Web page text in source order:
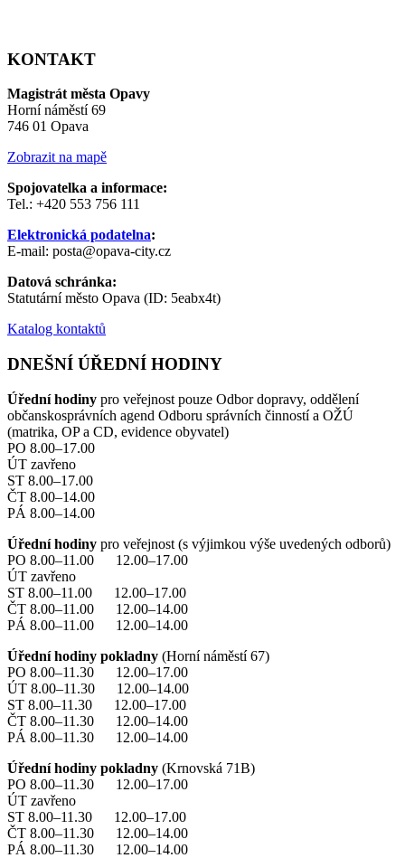
KONTAKT
Magistrát města Opavy
Horní náměstí 69
746 01 Opava
Zobrazit na mapě
Spojovatelka a informace:
Tel.: +420 553 756 111
Elektronická podatelna:
E-mail: posta@opava-city.cz
Datová schránka:
Statutární město Opava (ID: 5eabx4t)
Katalog kontaktů
DNEŠNÍ ÚŘEDNÍ HODINY
Úřední hodiny pro veřejnost pouze Odbor dopravy, oddělení
občanskosprávních agend Odboru správních činností a OŽÚ
(matrika, OP a CD, evidence obyvatel)
PO 8.00–17.00
ÚT zavřeno
ST 8.00–17.00
ČT 8.00–14.00
PÁ 8.00–14.00
Úřední hodiny pro veřejnost (s výjimkou výše uvedených odborů)
PO 8.00–11.00 12.00–17.00
ÚT zavřeno
ST 8.00–11.00 12.00–17.00
ČT 8.00–11.00 12.00–14.00
PÁ 8.00–11.00 12.00–14.00
Úřední hodiny pokladny (Horní náměstí 67)
PO 8.00–11.30 12.00–17.00
ÚT 8.00–11.30 12.00–14.00
ST 8.00–11.30 12.00–17.00
ČT 8.00–11.30 12.00–14.00
PÁ 8.00–11.30 12.00–14.00
Úřední hodiny pokladny (Krnovská 71B)
PO 8.00–11.30 12.00–17.00
ÚT zavřeno
ST 8.00–11.30 12.00–17.00
ČT 8.00–11.30 12.00–14.00
PÁ 8.00–11.30 12.00–14.00